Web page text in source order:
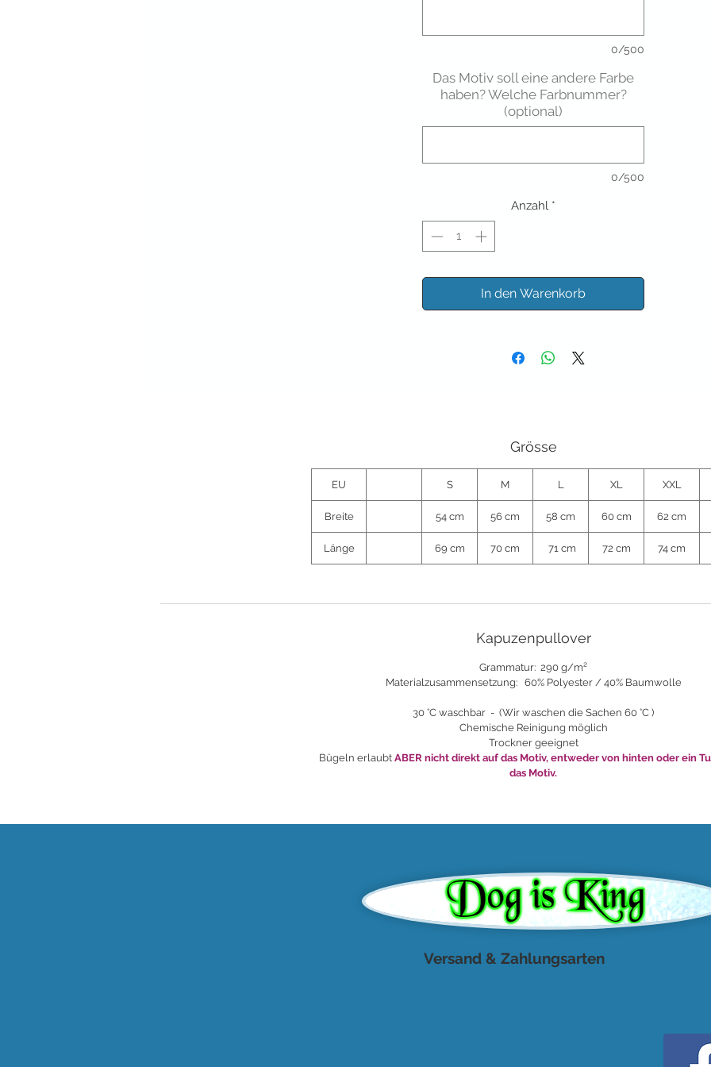
0/500
Das Motiv soll eine andere Farbe
haben? Welche Farbnummer?
(optional)
0/500
Anzahl *
In den Warenkorb
Grösse
EU S M L XL XXL
Breite 54 cm 56 cm 58 cm 60 cm 62 cm
Länge 69 cm 70 cm 71 cm 72 cm 74 cm
Kapuzenpullover
Grammatur: 290 g/m²
Materialzusammensetzung: 60% Polyester / 40% Baumwolle
30 °C waschbar - (Wir waschen die Sachen 60 °C )
Chemische Reinigung möglich
Trockner geeignet
Bügeln erlaubt ABER nicht direkt auf das Motiv, entweder von hinten oder ein
das Motiv.
Versand & Zahlungsarten